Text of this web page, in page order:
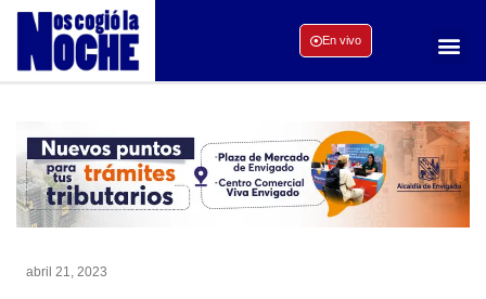
En vivo
abril 21, 2023